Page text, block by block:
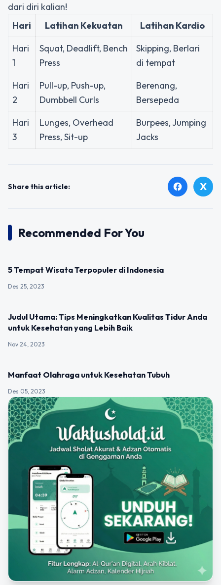
dari diri kalian!
Hari
Latihan Kekuatan
Latihan Kardio
Hari
1
Squat, Deadlift, Bench
Press
Skipping, Berlari
di tempat
Hari
2
Pull-up, Push-up,
Dumbbell Curls
Berenang,
Bersepeda
Hari
3
Lunges, Overhead
Press, Sit-up
Burpees, Jumping
Jacks
Share this article: facebook X
Recommended For You
5 Tempat Wisata Terpopuler di Indonesia
Des 25, 2023
Judul Utama: Tips Meningkatkan Kualitas Tidur Anda
untuk Kesehatan yang Lebih Baik
Nov 24, 2023
Manfaat Olahraga untuk Kesehatan Tubuh
Des 05, 2023